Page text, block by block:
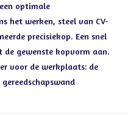
optimale
het werken, steel van CV-
precisiekop. Een snel
de gewenste kopvorm aan.
voor de werkplaats: de